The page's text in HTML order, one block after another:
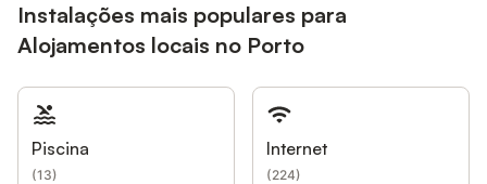
Instalações mais populares para
Alojamentos locais no Porto
Piscina
(13)
Internet
(224)